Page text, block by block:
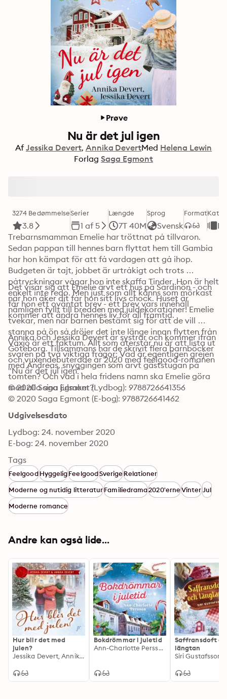
Prøve
Nu är det jul igen
Af Jessika Devert Annika DevertMed Helena Lewin
Forlag Saga Egmont
3274 Bedømmelse
3.8
Serier
1 af 5
Længde
7T 40M
Sprog
Svensk
Format
Trebarnsmamman Emelie har tröttnat på tillvaron.
Sedan pappan till hennes barn flyttat hem till Gambia
har hon kämpat för att få vardagen att gå ihop.
Budgeten är tajt, jobbet är urtråkigt och trots
påtryckningar vågar hon inte skaffa Tinder. Hon är helt
enkelt inte redo. Men just som allt känns som mörkast
får hon ett oväntat brev - ett brev vars innehåll
kommer att ändra hennes liv för all framtid.
Det visar sig att Emelie ärvt ett hus på Sardinön - och
när hon åker dit får hon sitt livs chock. Huset är
nämligen fyllt till bredden med juldekorationer! Emelie
tvekar, men när barnen bestämt sig för att de vill
stanna på ön så dröjer det inte länge innan flytten från
Växjö är ett faktum. Allt som återstår nu är att lista ut
svaren på två viktiga frågor: Vad är egentligen grejen
med Andreas, snyggingen som ärvt gäststugan på
tomten? Och vad i hela fridens namn ska Emelie göra
med alla sina julsaker?
Annika och Jessika Devert är systrar och kommer ifrån
Göteborg. Tillsammans har de skrivit flera barnböcker
och vuxendebuterade år 2020 med feelgood-romanen
"Nu är det jul igen".
© 2020 Saga Egmont (Lydbog): 9788726641356
© 2020 Saga Egmont (E-bog): 9788726641462
Udgivelsesdato
Lydbog: 24. november 2020
E-bog: 24. november 2020
Tags
FeelgoodHyggeligFeelgoodSverigeRelationer
Moderne og nutidig litteraturFamiliedrama2020'erneVinterJul
Moderne romance
Andre kan også lide...
Hur blir det med
julen?
Jessika Devert, Annika Devert
Bokdrömmar i juletid
Ann-Charlotte Persson
Saffransdoft
längtan
Siri Gustafsson